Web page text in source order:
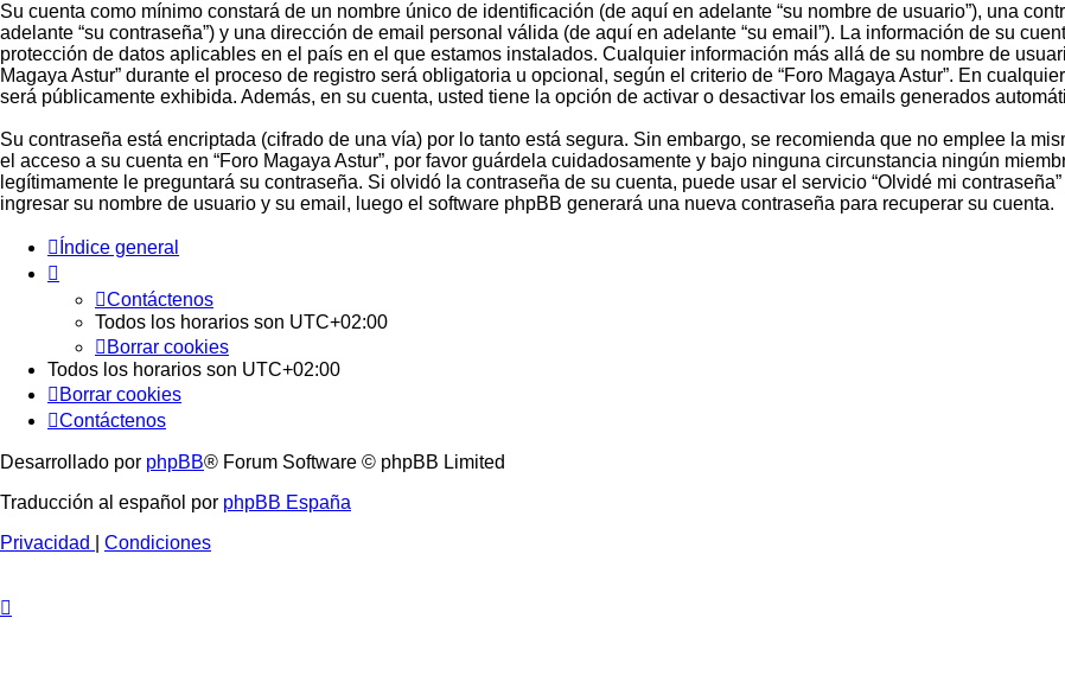
Su cuenta como mínimo constará de un nombre único de identificación (de aquí en adelante “su nombre de usuario”), una
adelante “su contraseña”) y una dirección de email personal válida (de aquí en adelante “su email”). La información de su
protección de datos aplicables en el país en el que estamos instalados. Cualquier información más allá de su nombre de
Magaya Astur” durante el proceso de registro será obligatoria u opcional, según el criterio de “Foro Magaya Astur”. En
será públicamente exhibida. Además, en su cuenta, usted tiene la opción de activar o desactivar los emails generados
Su contraseña está encriptada (cifrado de una vía) por lo tanto está segura. Sin embargo, se recomienda que no emplee la
el acceso a su cuenta en “Foro Magaya Astur”, por favor guárdela cuidadosamente y bajo ninguna circunstancia ningún
legítimamente le preguntará su contraseña. Si olvidó la contraseña de su cuenta, puede usar el servicio “Olvidé mi
ingresar su nombre de usuario y su email, luego el software phpBB generará una nueva contraseña para recuperar su cuenta.
Índice general
Contáctenos
Todos los horarios son UTC+02:00
Borrar cookies
Todos los horarios son UTC+02:00
Borrar cookies
Contáctenos
Desarrollado por phpBB® Forum Software © phpBB Limited
Traducción al español por phpBB España
Privacidad
Condiciones